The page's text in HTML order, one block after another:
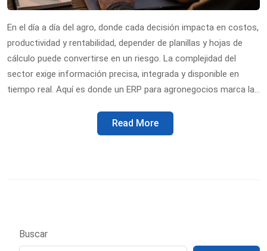
En el día a día del agro, donde cada decisión impacta en costos,
productividad y rentabilidad, depender de planillas y hojas de
cálculo puede convertirse en un riesgo. La complejidad del
sector exige información precisa, integrada y disponible en
tiempo real. Aquí es donde un ERP para agronegocios marca la…
Read More
Buscar